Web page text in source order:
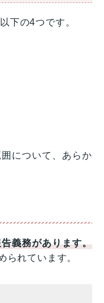
下の4つです。
について、あらか
義務があります。
られています。